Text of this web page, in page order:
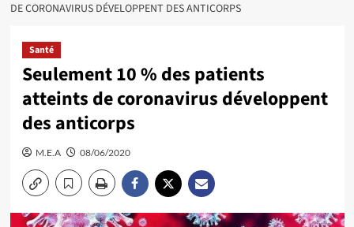
DE CORONAVIRUS DÉVELOPPENT DES ANTICORPS
Santé
Seulement 10 % des patients
atteints de coronavirus développent
des anticorps
M.E.A 08/06/2020